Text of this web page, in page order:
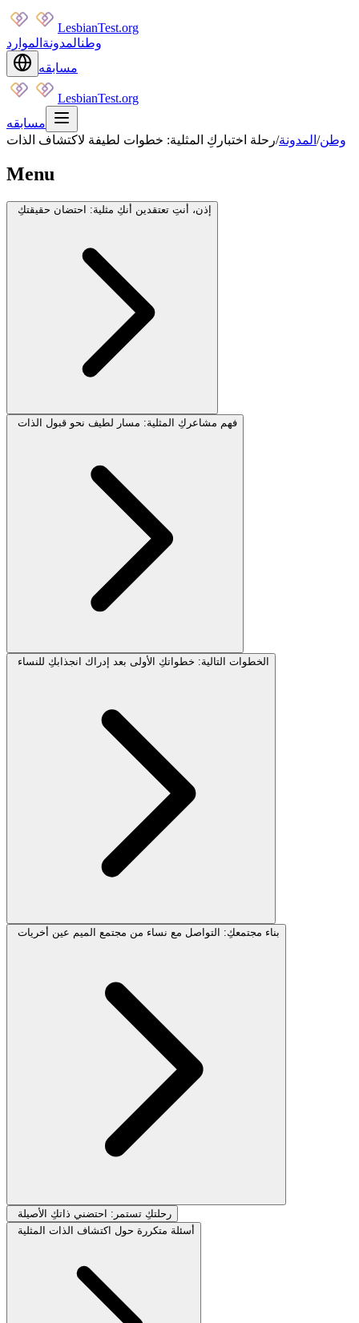
LesbianTest.org
وطنالمدونة الموارد
مسابقه
LesbianTest.org
مسابقه
وطن/ المدونة/رحلة اختباركِ المثلية: خطوات لطيفة لاكتشاف الذات
Menu
إذن، أنتِ تعتقدين أنكِ مثلية: احتضان حقيقتكِ
فهم مشاعركِ المثلية: مسار لطيف نحو قبول الذات
الخطوات التالية: خطواتكِ الأولى بعد إدراك انجذابكِ للنساء
بناء مجتمعكِ: التواصل مع نساء من مجتمع الميم عين أخريات
رحلتكِ تستمر: احتضني ذاتكِ الأصيلة
أسئلة متكررة حول اكتشاف الذات المثلية